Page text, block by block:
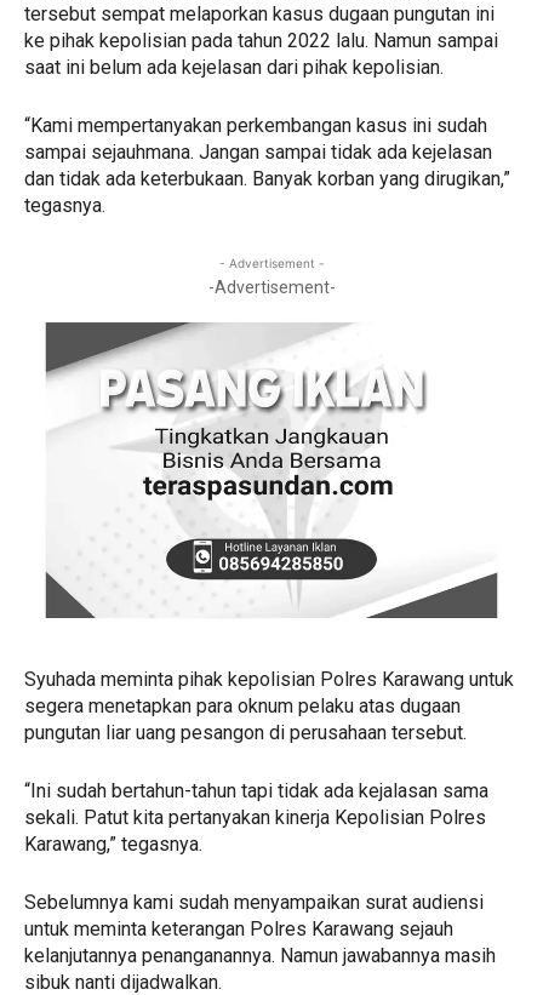
tersebut sempat melaporkan kasus dugaan pungutan ini
ke pihak kepolisian pada tahun 2022 lalu. Namun sampai
saat ini belum ada kejelasan dari pihak kepolisian.
“Kami mempertanyakan perkembangan kasus ini sudah
sampai sejauhmana. Jangan sampai tidak ada kejelasan
dan tidak ada keterbukaan. Banyak korban yang dirugikan,”
tegasnya.
- Advertisement -
-Advertisement-
Syuhada meminta pihak kepolisian Polres Karawang untuk
segera menetapkan para oknum pelaku atas dugaan
pungutan liar uang pesangon di perusahaan tersebut.
“Ini sudah bertahun-tahun tapi tidak ada kejalasan sama
sekali. Patut kita pertanyakan kinerja Kepolisian Polres
Karawang,” tegasnya.
Sebelumnya kami sudah menyampaikan surat audiensi
untuk meminta keterangan Polres Karawang sejauh
kelanjutannya penanganannya. Namun jawabannya masih
sibuk nanti dijadwalkan.